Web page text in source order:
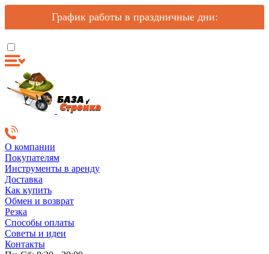
График работы в праздничные дни:
О компании
Покупателям
Инструменты в аренду
Доставка
Как купить
Обмен и возврат
Резка
Способы оплаты
Советы и идеи
Контакты